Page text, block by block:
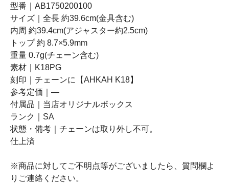
型番｜AB1750200100
サイズ｜全長 約39.6cm(金具含む)
内周 約39.4cm(アジャスター約2.5cm)
トップ 約 8.7×5.9mm
重量 0.7g(チェーン含む)
素材｜K18PG
刻印｜チェーンに【AHKAH K18】
参考定価｜―
付属品｜当店オリジナルボックス
ランク｜SA
状態・備考｜チェーンは取り外し不可。
仕上済
※商品に対してご不明点等がございましたら、質問欄よ
りご連絡ください。